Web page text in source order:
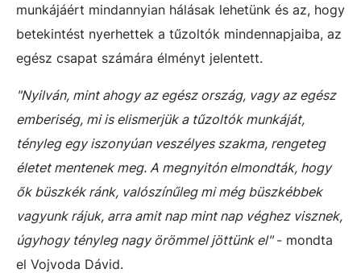
munkájáért mindannyian hálásak lehetünk és az, hogy
betekintést nyerhettek a tűzoltók mindennapjaiba, az
egész csapat számára élményt jelentett.
"Nyilván, mint ahogy az egész ország, vagy az egész
emberiség, mi is elismerjük a tűzoltók munkáját,
tényleg egy iszonyúan veszélyes szakma, rengeteg
életet mentenek meg. A megnyitón elmondták, hogy
ők büszkék ránk, valószínűleg mi még büszkébbek
vagyunk rájuk, arra amit nap mint nap véghez visznek,
úgyhogy tényleg nagy örömmel jöttünk el"- mondta
el Vojvoda Dávid.